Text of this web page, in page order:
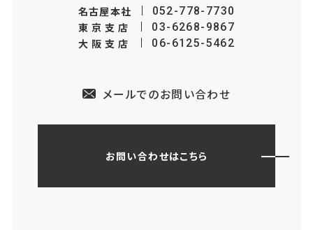
名古屋本社 052-778-7730
東京支店 03-6268-9867
大阪支店 06-6125-5462
メールでのお問い合わせ
お問い合わせはこちら